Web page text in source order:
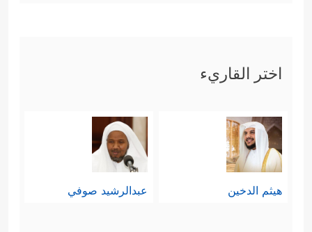
اختر القاريء
هيثم الدخين عبدالرشيد صوفي